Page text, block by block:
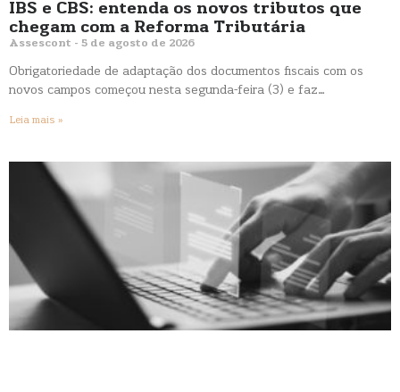
IBS e CBS: entenda os novos tributos que
chegam com a Reforma Tributária
Assescont 5 de agosto de 2026
Obrigatoriedade de adaptação dos documentos fiscais com os
novos campos começou nesta segunda-feira (3) e faz…
Leia mais »